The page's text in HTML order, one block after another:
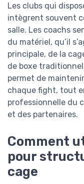
Les clubs qui
intègrent souvent
salle. Les coachs
du matériel, qu’il
principale, de la
de boxe
permet de
chaque fight, tout
professionnelle du
et des partenaires.
Comment
pour
cage